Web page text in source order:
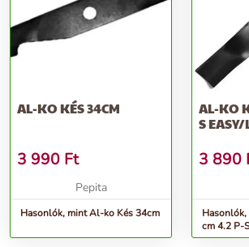
AL-KO KÉS 34CM
3 990 Ft
Pepita
Hasonlók, mint Al-ko Kés 34cm
AL-KO KÉS 42
S
3 890
Hasonlók,
cm 4.2